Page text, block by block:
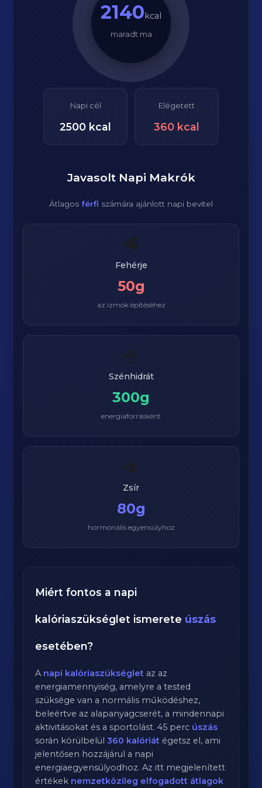
2140kcal
maradt ma
Napi cél
2500 kcal
Elégetett
360 kcal
Javasolt Napi Makrók
Átlagos férfi számára ajánlott napi bevitel
🥩
Fehérje
50g
az izmok építéséhez
🍚
Szénhidrát
300g
energiaforrásként
🥑
Zsír
80g
hormonális egyensúlyhoz
Miért fontos a napi
kalóriaszükséglet ismerete úszás
esetében?
A napi kalóriaszükséglet az az
energiamennyiség, amelyre a tested
szüksége van a normális működéshez,
beleértve az alapanyagcserét, a mindennapi
aktivitásokat és a sportolást.45 perc úszás
során körülbelül360 kalóriát égetsz el, ami
jelentősen hozzájárul a napi
energiaegyensúlyodhoz. Az itt megjelenített
értékek nemzetközileg elfogadott átlagok